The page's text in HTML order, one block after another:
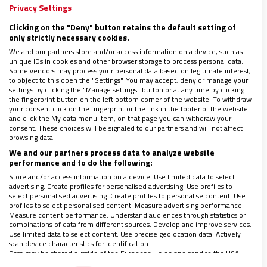
llegas a sentir a un Dios que te habita y que te
quiere hablar al corazón, aunque descifrar el
mensaje se te haga un poco complicado.Disfrutas
del momento e intentas guardarlo en tu memoria,
pues la experiencia te dice que es difícil
experimentar eso en la rutina.
“Ha merecido la pena”
Solo por vivir esos minutos de sentir a Dios con
simplicidad y sin “extravagancias místicas”, hubiera
merecido la pena pasar el fin de año en el encuentro
de Madrid. Sin embargo, hubo mucho más.Todo lo
que rodea la experiencia de Taizé habla de Dios.
Privacy Settings
Clicking on the "Deny" button retains the default setting of
only strictly necessary cookies.
We and our partners store and/or access information on a device, such as
unique IDs in cookies and other browser storage to process personal data.
Some vendors may process your personal data based on legitimate interest,
to object to this open the "Settings". You may accept, deny or manage your
settings by clicking the "Manage settings" button or at any time by clicking
the fingerprint button on the left bottom corner of the website. To withdraw
your consent click on the fingerprint or the link in the footer of the website
and click the My data menu item, on that page you can withdraw your
consent. These choices will be signaled to our partners and will not affect
browsing data.
We and our partners process data to analyze website
performance and to do the following:
Store and/or access information on a device. Use limited data to select
advertising. Create profiles for personalised advertising. Use profiles to
select personalised advertising. Create profiles to personalise content. Use
profiles to select personalised content. Measure advertising performance.
Measure content performance. Understand audiences through statistics or
combinations of data from different sources. Develop and improve services.
Use limited data to select content. Use precise geolocation data. Actively
scan device characteristics for identification.
Data may be shared outside of the European Union and send to the USA.